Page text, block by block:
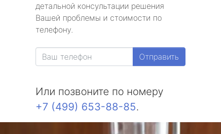
детальной консультации решения
Вашей проблемы и стоимости по
телефону.
Отправить
Или позвоните по номеру
+7 (499) 653-88-85.